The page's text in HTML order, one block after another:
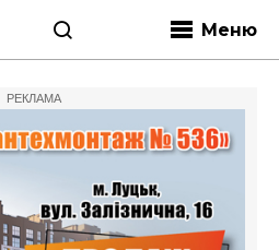
Меню
РЕКЛАМА